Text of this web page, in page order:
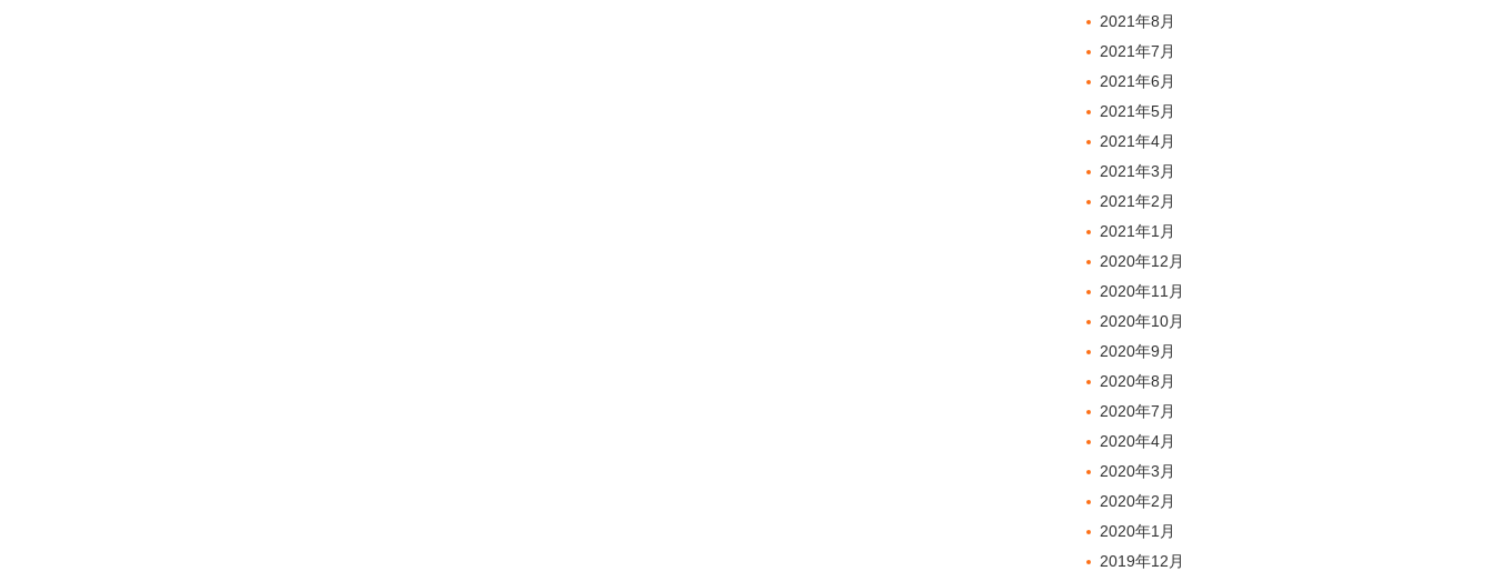
2021年8月
2021年7月
2021年6月
2021年5月
2021年4月
2021年3月
2021年2月
2021年1月
2020年12月
2020年11月
2020年10月
2020年9月
2020年8月
2020年7月
2020年4月
2020年3月
2020年2月
2020年1月
2019年12月